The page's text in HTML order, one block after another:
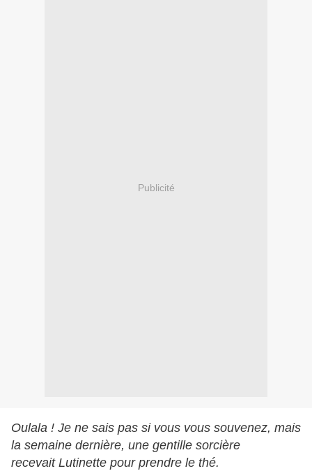
Publicité
Oulala ! Je ne sais pas si vous vous souvenez, mais
la semaine dernière, une gentille sorcière
recevait Lutinette pour prendre le thé.